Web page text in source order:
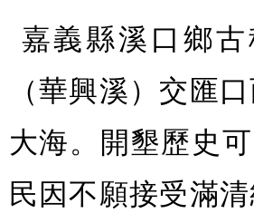
嘉義縣溪口鄉
（華興溪）交匯
大海。開墾歷史
民因不願接受滿